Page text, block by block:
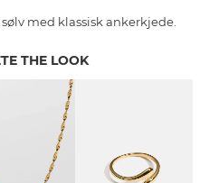
med klassisk ankerkjede.
THE LOOK